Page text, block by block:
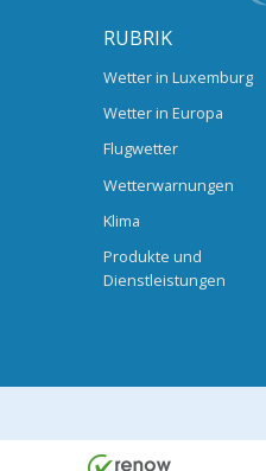
RUBRIK
Wetter in Luxemburg
Wetter in Europa
Flugwetter
Wetterwarnungen
Klima
Produkte und
Dienstleistungen